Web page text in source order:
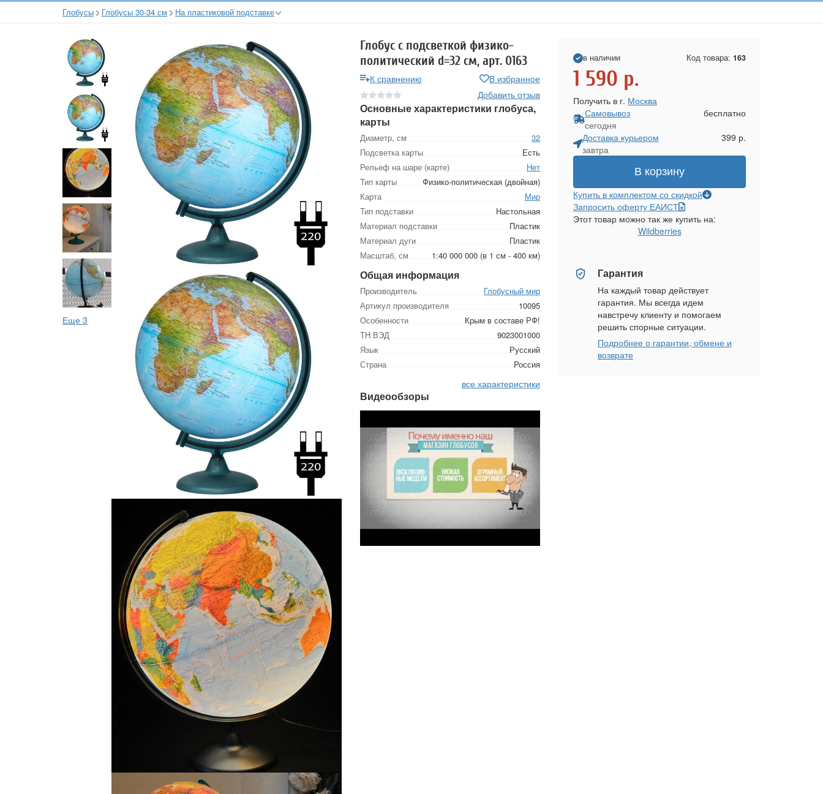
Глобусы Глобусы 30-34 см На пластиковой подставке
Еще 3
Глобус с подсветкой физико-
политический d=32 см, арт. 0163
К сравнению
В избранное
Добавить отзыв
Основные характеристики глобуса,
карты
Диаметр, см
32
Подсветка карты
Есть
Рельеф на шаре (карте)
Нет
Тип карты
Физико-политическая (двойная)
Карта
Мир
Тип подставки
Настольная
Материал подставки
Пластик
Материал дуги
Пластик
Масштаб, см
1:40 000 000 (в 1 см - 400 км)
Общая информация
Производитель
Глобусный мир
Артикул производителя
10095
Особенности
Крым в составе РФ!
ТН ВЭД
9023001000
Язык
Русский
Страна
Россия
все характеристики
Видеообзоры
в наличии Код товара: 163
1 590 р.
Получить в г. Москва
Самовывоз
сегодня
бесплатно
Доставка курьером
завтра
399 р.
В корзину
Купить в комплектом со скидкой
Запросить оферту ЕАИСТ
Этот товар можно так же купить на:
Wildberries
Гарантия
На каждый товар действует
гарантия. Мы всегда идем
навстречу клиенту и помогаем
решить спорные ситуации.
Подробнее о гарантии, обмене и
возврате